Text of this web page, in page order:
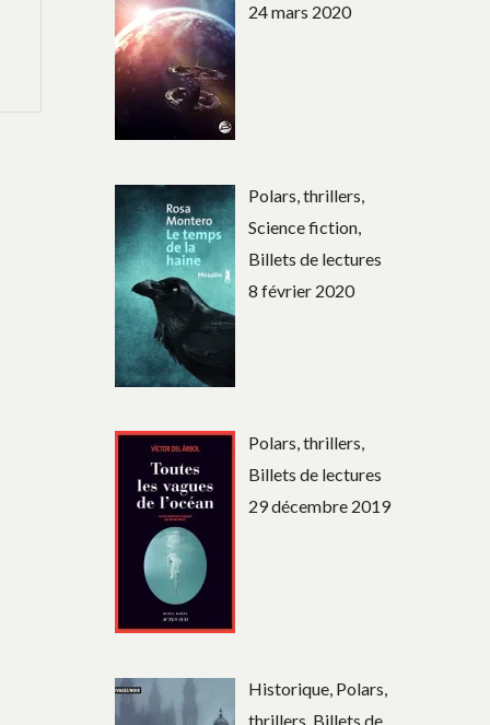
24 mars 2020
Polars, thrillers,
Science fiction,
Billets de lectures
8 février 2020
Polars, thrillers,
Billets de lectures
29 décembre 2019
Historique, Polars,
thrillers, Billets de